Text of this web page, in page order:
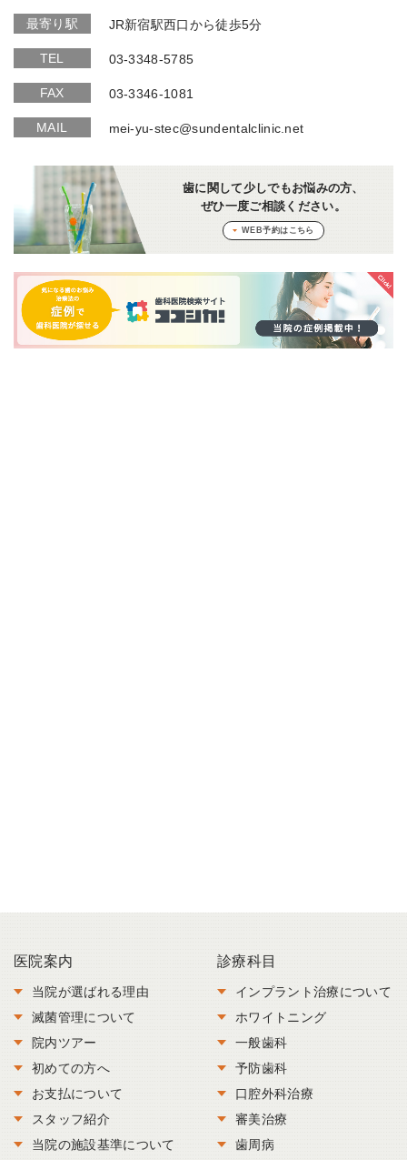
最寄り駅 JR新宿駅西口から徒歩5分
TEL 03-3348-5785
FAX 03-3346-1081
MAIL mei-yu-stec@sundentalclinic.net
歯に関して少しでもお悩みの方、
ぜひ一度ご相談ください。
WEB予約はこちら
医院案内
当院が選ばれる理由
滅菌管理について
院内ツアー
初めての方へ
お支払について
スタッフ紹介
当院の施設基準について
診療科目
インプラント治療について
ホワイトニング
一般歯科
予防歯科
口腔外科治療
審美治療
歯周病